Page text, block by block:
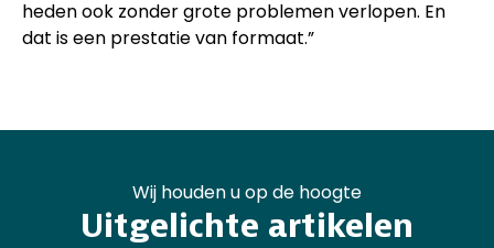
heden ook zonder grote problemen verlopen. En
dat is een prestatie van formaat.”
Wij houden u op de hoogte
Uitgelichte artikelen